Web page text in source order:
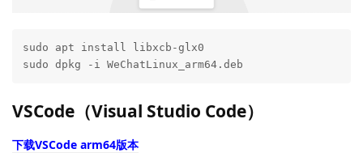
sudo apt install libxcb-glx0
sudo dpkg -i WeChatLinux_arm64.deb
VSCode（Visual Studio Code）
下载VSCode arm64版本